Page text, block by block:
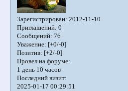
Зарегистрирован: 2012-11-10
Приглашений: 0
Сообщений: 76
Уважение: [+0/-0]
Позитив: [+2/-0]
Провел на форуме:
1 день 10 часов
Последний визит:
2025-01-17 00:29:51